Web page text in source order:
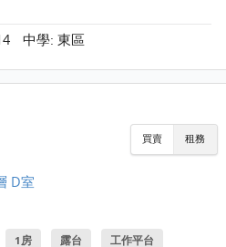
中學: 東區
買賣 租務
D室
1房 露台 工作平台